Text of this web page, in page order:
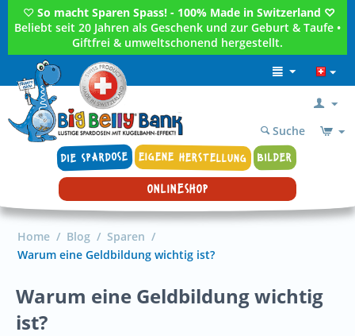
♡ So macht Sparen Spass! - 100% Made in Switzerland ♡
Beliebt seit 20 Jahren als Geschenk und zur Geburt & Taufe •
Giftfrei & umweltschonend hergestellt.
DIE SPARDOSE EIGENE HERSTELLUNG BILDER
Suche
ONLINESHOP
Home / Blog / Sparen /
Warum eine Geldbildung wichtig ist?
Warum eine Geldbildung wichtig
ist?